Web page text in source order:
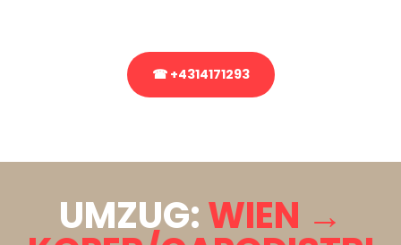
☎ +4314171293
UMZUG:WIEN →